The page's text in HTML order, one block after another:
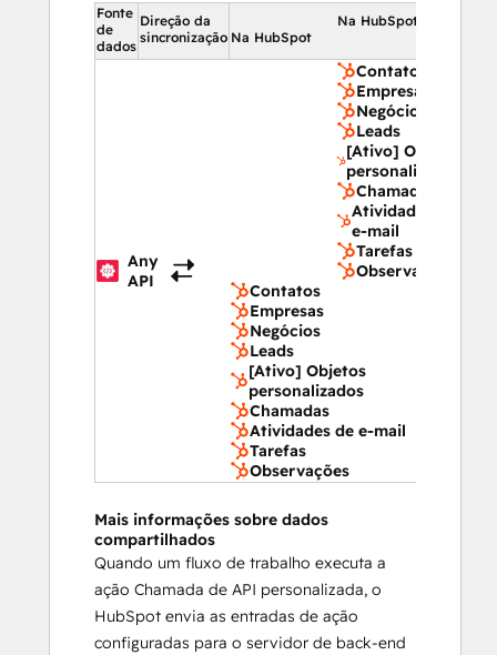
Fonte
de
dados
Direção da
sincronização
Na HubSpot
Na HubSpot
Any
API
Contatos
Empresas
Negócios
Leads
[Ativo] Objetos
personalizados
Chamadas
Atividades de
e-mail
Tarefas
Observações
Contatos
Empresas
Negócios
Leads
[Ativo] Objetos
personalizados
Chamadas
Atividades de e-mail
Tarefas
Observações
Mais informações sobre dados
compartilhados
Quando um fluxo de trabalho executa a
ação Chamada de API personalizada, o
HubSpot envia as entradas de ação
configuradas para o servidor de back-end